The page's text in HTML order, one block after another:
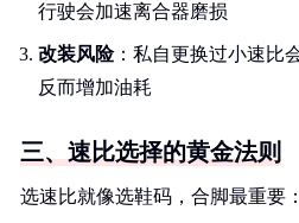
行驶会加速离合器磨损
改装风险：私自更换过小速比
反而增加油耗
三、速比选择的黄金法则
选速比就像选鞋码，合脚最重要：